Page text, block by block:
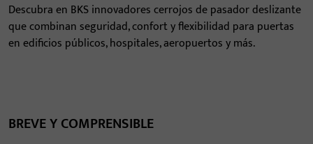
Descubra en BKS innovadores cerrojos de pasador deslizante
que combinan seguridad, confort y flexibilidad para puertas
en edificios públicos, hospitales, aeropuertos y más.
BREVE Y COMPRENSIBLE